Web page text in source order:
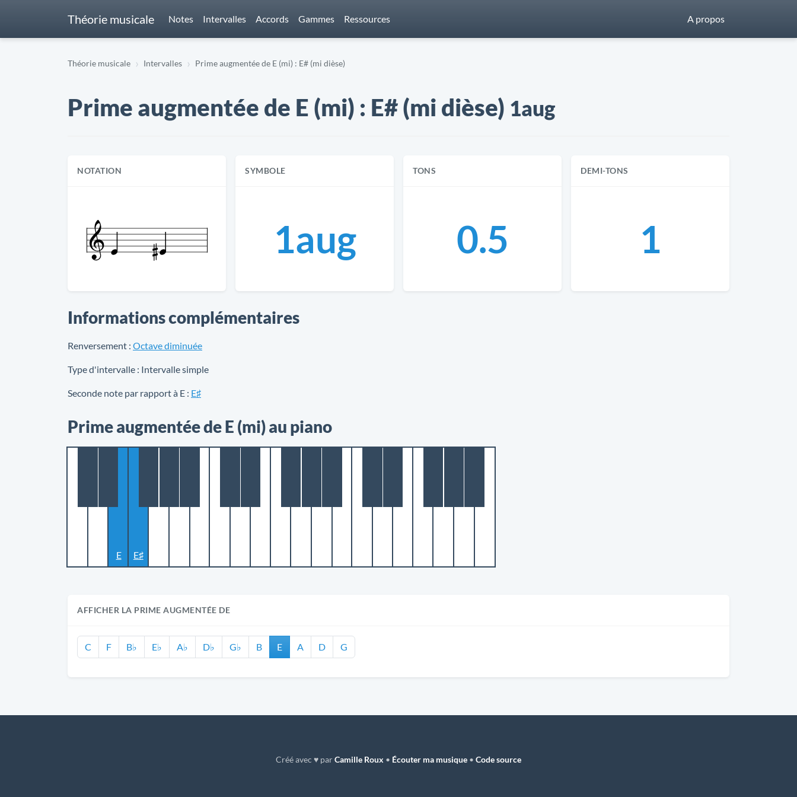
Théorie musicale Notes Intervalles Accords Gammes Ressources A propos
Théorie musicale Intervalles Prime augmentée de E (mi) : E# (mi dièse)
Prime augmentée de E (mi) : E# (mi dièse) 1aug
NOTATION SYMBOLE
1aug
TONS
0.5
DEMI-TONS
1
Informations complémentaires
Renversement : Octave diminuée
Type d'intervalle : Intervalle simple
Seconde note par rapport à E : E♯
Prime augmentée de E (mi) au piano
E E♯
AFFICHER LA PRIME AUGMENTÉE DE
C F B♭ E♭ A♭ D♭ G♭ B E A D G
Créé avec ♥ parCamille Roux • Écouter ma musique • Code source